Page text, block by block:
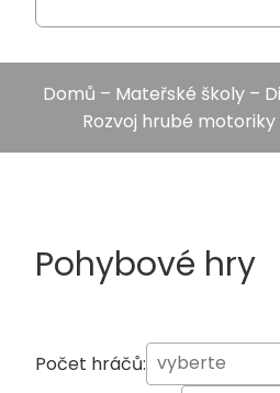
Domů – Mateřské školy –
Rozvoj hrubé motoriky
Pohybové hry
Počet hráčů: